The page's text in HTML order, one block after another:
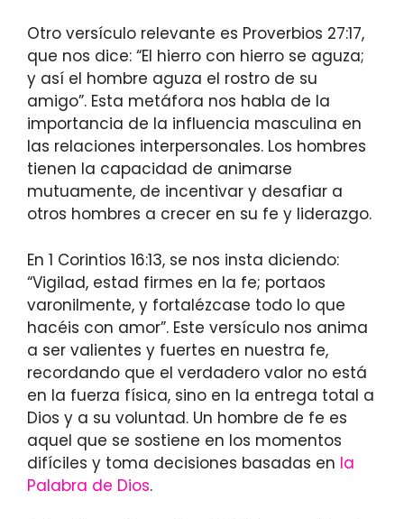
Otro versículo relevante es Proverbios 27:17,
que nos dice: “El hierro con hierro se aguza;
y así el hombre aguza el rostro de su
amigo”. Esta metáfora nos habla de la
importancia de la influencia masculina en
las relaciones interpersonales. Los hombres
tienen la capacidad de animarse
mutuamente, de incentivar y desafiar a
otros hombres a crecer en su fe y liderazgo.
En 1 Corintios 16:13, se nos insta diciendo:
“Vigilad, estad firmes en la fe; portaos
varonilmente, y fortalézcase todo lo que
hacéis con amor”. Este versículo nos anima
a ser valientes y fuertes en nuestra fe,
recordando que el verdadero valor no está
en la fuerza física, sino en la entrega total a
Dios y a su voluntad. Un hombre de fe es
aquel que se sostiene en los momentos
difíciles y toma decisiones basadas en la
Palabra de Dios.